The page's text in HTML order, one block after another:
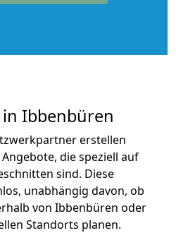
Ibbenbüren
erstellen
die speziell auf
sind. Diese
unabhängig davon, ob
von Ibbenbüren oder
Standorts planen.